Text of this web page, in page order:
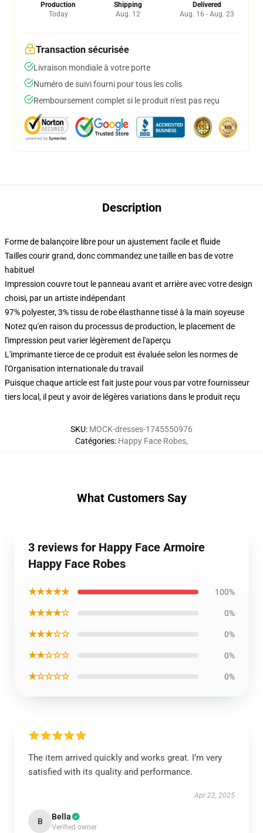
Production
Today
Shipping
Aug. 12
Delivered
Aug. 16 - Aug. 23
Transaction sécurisée
Livraison mondiale à votre porte
Numéro de suivi fourni pour tous les colis
Remboursement complet si le produit n'est pas reçu
Description
Forme de balançoire libre pour un ajustement facile et fluide
Tailles courir grand, donc commandez une taille en bas de votre
habituel
Impression couvre tout le panneau avant et arrière avec votre design
choisi, par un artiste indépendant
97% polyester, 3% tissu de robe élasthanne tissé à la main soyeuse
Notez qu'en raison du processus de production, le placement de
l'impression peut varier légèrement de l'aperçu
L'imprimante tierce de ce produit est évaluée selon les normes de
l'Organisation internationale du travail
Puisque chaque article est fait juste pour vous par votre fournisseur
tiers local, il peut y avoir de légères variations dans le produit reçu
SKU: MOCK-dresses-1745550976
Catégories: Happy Face Robes,
What Customers Say
3 reviews for Happy Face Armoire
Happy Face Robes
★★★★★ 100%
★★★★☆ 0%
★★★☆☆ 0%
★★☆☆☆ 0%
★☆☆☆☆ 0%
The item arrived quickly and works great. I’m very
satisfied with its quality and performance.
Apr 22, 2025
B Bella
Verified owner